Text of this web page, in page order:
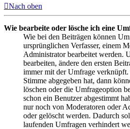
Nach oben
Wie bearbeite oder lösche ich eine
Wie bei den Beiträgen können
ursprünglichen Verfasser, einem
Administrator bearbeitet werden.
bearbeiten, ändere den ersten
immer mit der Umfrage verknüpft.
Stimme abgegeben hat, dann
löschen oder die Umfrageoption
schon ein Benutzer abgestimmt
nur noch von Moderatoren oder
oder gelöscht werden. Dadurch
laufenden Umfragen verhindert